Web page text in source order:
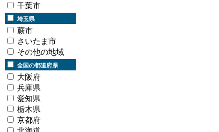
千葉市
埼玉県
蕨市
さいたま市
その他の地域
全国の都道府県
大阪府
兵庫県
愛知県
栃木県
京都府